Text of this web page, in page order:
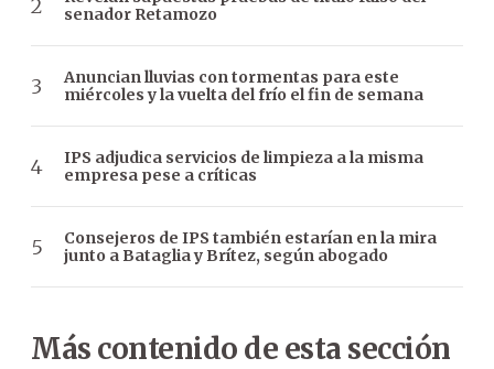
senador Retamozo
Anuncian lluvias con tormentas para este
miércoles y la vuelta del frío el fin de semana
IPS adjudica servicios de limpieza a la misma
empresa pese a críticas
Consejeros de IPS también estarían en la mira
junto a Bataglia y Brítez, según abogado
Más contenido de esta sección